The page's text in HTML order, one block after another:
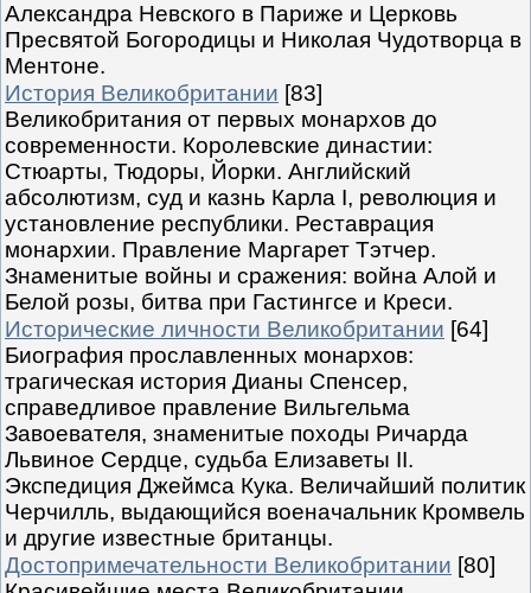
Александра Невского в Париже и Церковь
Пресвятой Богородицы и Николая Чудотворца в
Ментоне.
История Великобритании [83]
Великобритания от первых монархов до
современности. Королевские династии:
Стюарты, Тюдоры, Йорки. Английский
абсолютизм, суд и казнь Карла I, революция и
установление республики. Реставрация
монархии. Правление Маргарет Тэтчер.
Знаменитые войны и сражения: война Алой и
Белой розы, битва при Гастингсе и Креси.
Исторические личности Великобритании [64]
Биография прославленных монархов:
трагическая история Дианы Спенсер,
справедливое правление Вильгельма
Завоевателя, знаменитые походы Ричарда
Львиное Сердце, судьба Елизаветы II.
Экспедиция Джеймса Кука. Величайший политик
Черчилль, выдающийся военачальник Кромвель
и другие известные британцы.
Достопримечательности Великобритании [80]